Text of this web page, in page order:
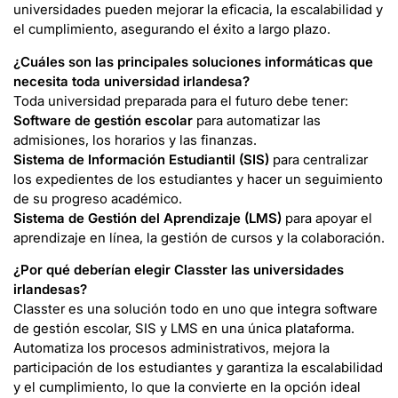
universidades pueden mejorar la eficacia, la escalabilidad y
el cumplimiento, asegurando el éxito a largo plazo.
¿Cuáles son las principales soluciones informáticas que
necesita toda universidad irlandesa?
Toda universidad preparada para el futuro debe tener:
Software de gestión escolar para automatizar las
admisiones, los horarios y las finanzas.
Sistema de Información Estudiantil (SIS) para centralizar
los expedientes de los estudiantes y hacer un seguimiento
de su progreso académico.
Sistema de Gestión del Aprendizaje (LMS) para apoyar el
aprendizaje en línea, la gestión de cursos y la colaboración.
¿Por qué deberían elegir Classter las universidades
irlandesas?
Classter es una solución todo en uno que integra software
de gestión escolar, SIS y LMS en una única plataforma.
Automatiza los procesos administrativos, mejora la
participación de los estudiantes y garantiza la escalabilidad
y el cumplimiento, lo que la convierte en la opción ideal